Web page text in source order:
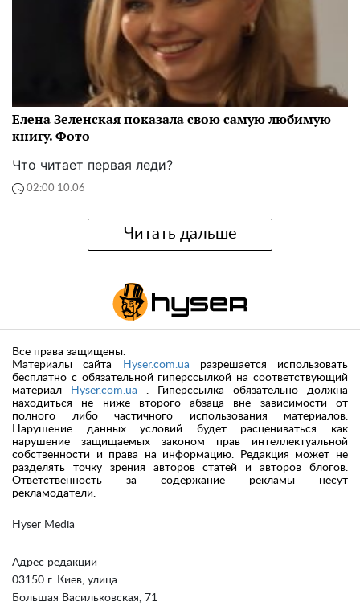
Елена Зеленская показала свою самую любимую
книгу. Фото
Что читает первая леди?
02:00 10.06
Читать дальше
Hyser Media
Адрес редакции
03150 г. Киев, улица
Большая Васильковская, 71
Все права защищены.
Материалы сайта
Hyser.com.ua разрешается использовать
бесплатно с обязательной гиперссылкой на соответствующий
материал
Hyser.com.ua . Гиперссылка обязательно должна
находиться не ниже второго абзаца вне зависимости от
полного либо частичного использования материалов.
Нарушение данных условий будет расцениваться как
нарушение защищаемых законом прав интеллектуальной
собственности и права на информацию. Редакция может не
разделять точку зрения авторов статей и авторов блогов.
Ответственность за содержание рекламы несут
рекламодатели.